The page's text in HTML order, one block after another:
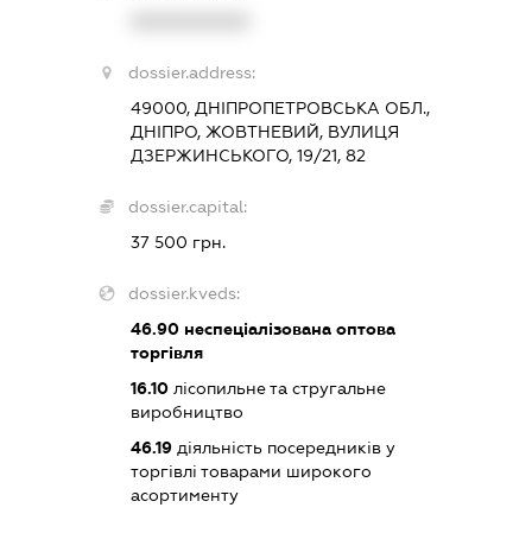
dossier.address:
49000, ДНІПРОПЕТРОВСЬКА ОБЛ.,
ДНІПРО, ЖОВТНЕВИЙ, ВУЛИЦЯ
ДЗЕРЖИНСЬКОГО, 19/21, 82
dossier.capital:
37 500 грн.
dossier.kveds:
46.90неспеціалізована оптова
торгівля
16.10лісопильне та стругальне
виробництво
46.19діяльність посередників у
торгівлі товарами широкого
асортименту